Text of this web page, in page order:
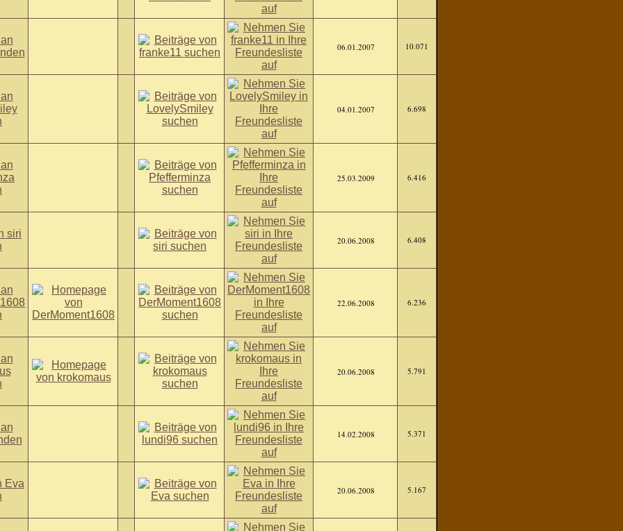
06.01.2007 10.071
04.01.2007 6.698
25.03.2009 6.416
20.06.2008 6.408
22.06.2008 6.236
20.06.2008 5.791
14.02.2008 5.371
20.06.2008 5.167